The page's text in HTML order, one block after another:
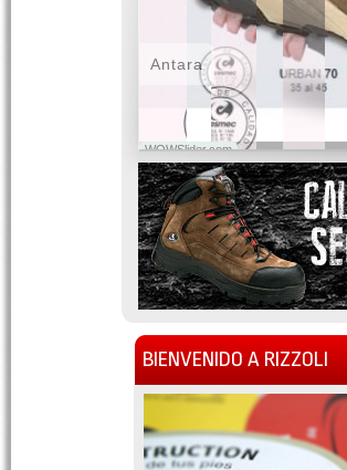
WOWSlider.com
Antara
BIENVENIDO A RIZZOLI